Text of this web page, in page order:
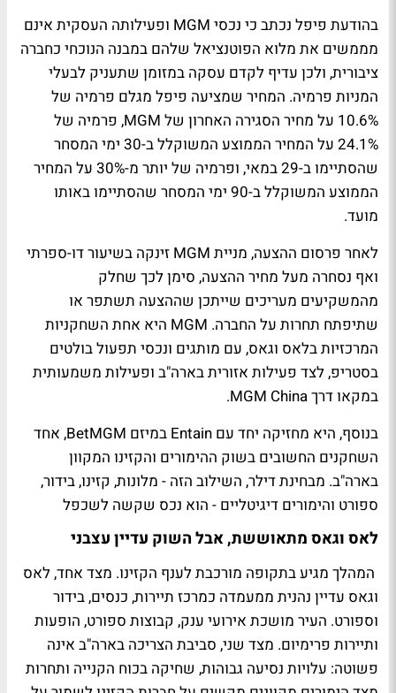
בהודעת פיפל נכתב כי נכסי MGM ופעילותה העסקית אינם
מממשים את מלוא הפוטנציאל שלהם במבנה הנוכחי כחברה
ציבורית, ולכן עדיף לקדם עסקה במזומן שתעניק לבעלי
המניות פרמיה. המחיר שמציעה פיפל מגלם פרמיה של
10.6% על מחיר הסגירה האחרון של MGM, פרמיה של
24.1% על המחיר הממוצע המשוקלל ב-30 ימי המסחר
שהסתיימו ב-29 במאי, ופרמיה של יותר מ-30% על המחיר
הממוצע המשוקלל ב-90 ימי המסחר שהסתיימו באותו
מועד.
לאחר פרסום ההצעה, מניית MGM זינקה בשיעור דו-ספרתי
ואף נסחרה מעל מחיר ההצעה, סימן לכך שחלק
מהמשקיעים מעריכים שייתכן שההצעה תשתפר או
שתיפתח תחרות על החברה. MGM היא אחת השחקניות
המרכזיות בלאס וגאס, עם מותגים ונכסי תפעול בולטים
בסטריפ, לצד פעילות אזורית בארה"ב ופעילות משמעותית
במקאו דרך MGM China.
בנוסף, היא מחזיקה יחד עם Entain במיזם BetMGM, אחד
השחקנים החשובים בשוק ההימורים והקזינו המקוון
בארה"ב. מבחינת דילר, השילוב הזה - מלונות, קזינו, בידור,
ספורט והימורים דיגיטליים - הוא נכס שקשה לשכפל
לאס וגאס מתאוששת, אבל השוק עדיין עצבני
המהלך מגיע בתקופה מורכבת לענף הקזינו. מצד אחד, לאס
וגאס עדיין נהנית ממעמדה כמרכז תיירות, כנסים, בידור
וספורט. העיר מושכת אירועי ענק, קבוצות ספורט, הופעות
ותיירות פרימיום. מצד שני, סביבת הצריכה בארה"ב אינה
פשוטה: עלויות נסיעה גבוהות, שחיקה בכוח הקנייה ותחרות